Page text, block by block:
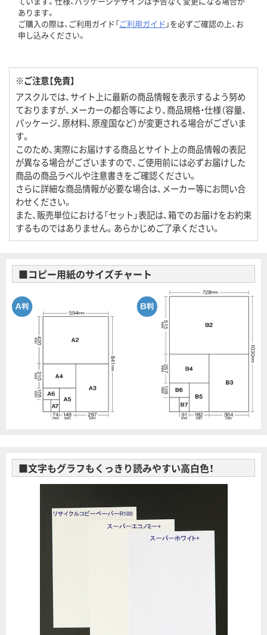
あります。
ご購入の際は、ご利用ガイド「ご利用ガイド 」を必ずご確認の上、お
申し込みください。
※ご注意【免責】
アスクルでは、サイト上に最新の商品情報を表示するよう努め
ておりますが、メーカーの都合等により、商品規格・仕様（容量、
パッケージ、原材料、原産国など）が変更される場合がございま
す。
このため、実際にお届けする商品とサイト上の商品情報の表記
が異なる場合がございますので、ご使用前には必ずお届けした
商品の商品ラベルや注意書きをご確認ください。
さらに詳細な商品情報が必要な場合は、メーカー等にお問い合
わせください。
また、販売単位における「セット」表記は、箱でのお届けをお約束
するものではありません。あらかじめご了承ください。
■コピー用紙のサイズチャート
■文字もグラフもくっきり読みやすい高白色！